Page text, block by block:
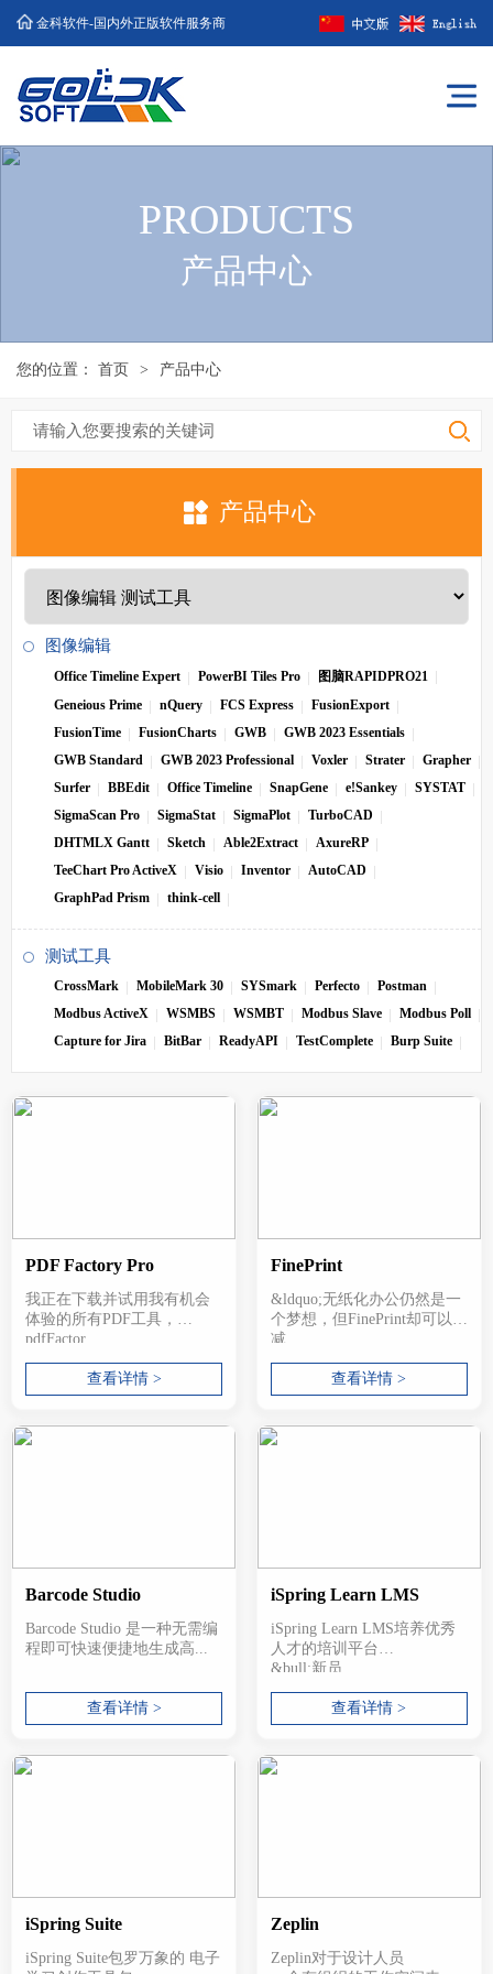
金科软件-国内外正版软件服务商
PRODUCTS
产品中心
您的位置： 首页 > 产品中心
产品中心
图像编辑
Office Timeline Expert PowerBI Tiles Pro
图脑RAPIDPRO21
Geneious Prime
nQuery FCS Express
FusionExport
FusionTime
FusionCharts GWB
GWB 2023 Essentials
GWB Standard
GWB 2023 Professional Voxler Strater
Grapher
Surfer
BBEdit Office Timeline SnapGene e!Sankey
SYSTAT
SigmaScan Pro
SigmaStat SigmaPlot
TurboCAD
DHTMLX Gantt
Sketch Able2Extract
AxureRP
TeeChart Pro ActiveX
Visio Inventor
AutoCAD
GraphPad Prism
think-cell
测试工具
CrossMark MobileMark 30 SYSmark Perfecto
Postman
Modbus ActiveX
WSMBS WSMBT Modbus Slave
Modbus Poll
Capture for Jira
BitBar ReadyAPI TestComplete Burp Suite
PDF Factory Pro
我正在下载并试用我有机会
体验的所有PDF工具，
pdfFactor...
查看详情 >
FinePrint
&ldquo;无纸化办公仍然是一
个梦想，但FinePrint却可以
减...
查看详情 >
Barcode Studio
Barcode Studio 是一种无需编
程即可快速便捷地生成高...
查看详情 >
iSpring Learn LMS
iSpring Learn LMS培养优秀
人才的培训平台
&bull;新员...
查看详情 >
iSpring Suite
iSpring Suite包罗万象的 电子
Zeplin
Zeplin对于设计人员